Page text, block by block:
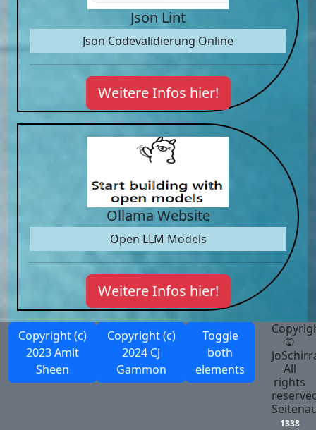
Json Lint
Json Codevalidierung Online
Weitere Infos hier!
Ollama Website
Open LLM Models
Weitere Infos hier!
Copyright (c)
2023 Amit
Sheen
Copyright (c)
2024 CJ
Gammon
Toggle
both
elements
©
All
rights
1338